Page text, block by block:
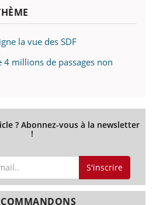
la vue des SDF
4 millions de passages non
? Abonnez-vous à la newsletter
!
S'inscrire